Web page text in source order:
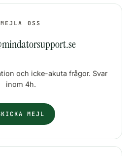
MEJLA OSS
och icke-akuta frågor. Svar
inom 4h.
MEJL